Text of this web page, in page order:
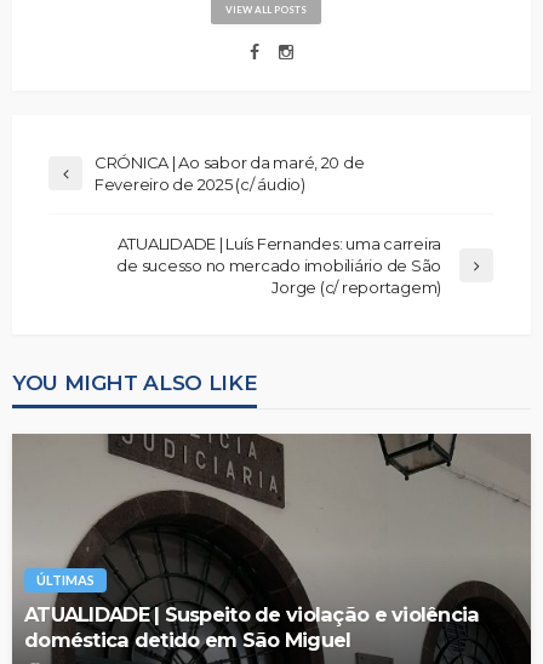
VIEW ALL POSTS
CRÓNICA | Ao sabor da maré, 20 de
Fevereiro de 2025 (c/ áudio)
ATUALIDADE | Luís Fernandes: uma carreira
de sucesso no mercado imobiliário de São
Jorge (c/ reportagem)
YOU MIGHT ALSO LIKE
ÚLTIMAS
ATUALIDADE | Suspeito de violação e violência
doméstica detido em São Miguel